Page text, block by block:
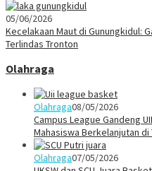
05/06/2026
Kecelakaan Maut di Gunungkidul:
Terlindas Tronton
Olahraga
Olahraga08/05/2026
Campus League Gandeng
Mahasiswa Berkelanjutan di
Olahraga07/05/2026